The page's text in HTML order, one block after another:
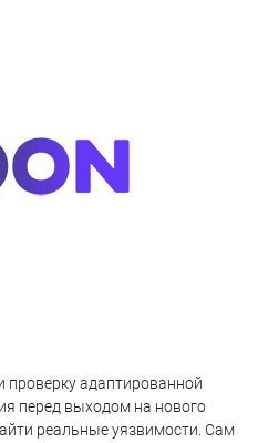
адаптированной
перед выходом на нового
реальные уязвимости. Сам